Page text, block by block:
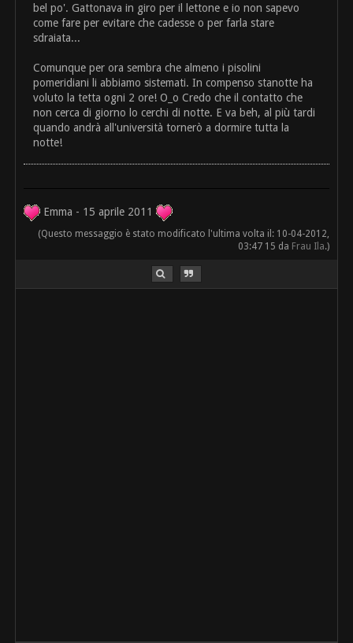
bel po'. Gattonava in giro per il lettone e io non sapevo
come fare per evitare che cadesse o per farla stare
sdraiata...
Comunque per ora sembra che almeno i pisolini
pomeridiani li abbiamo sistemati. In compenso stanotte ha
voluto la tetta ogni 2 ore! O_o Credo che il contatto che
non cerca di giorno lo cerchi di notte. E va beh, al più tardi
quando andrà all'università tornerò a dormire tutta la
notte!
Emma - 15 aprile 2011
(Questo messaggio è stato modificato l'ultima volta il: 10-04-2012,
03:47 15 da Frau Ila.)